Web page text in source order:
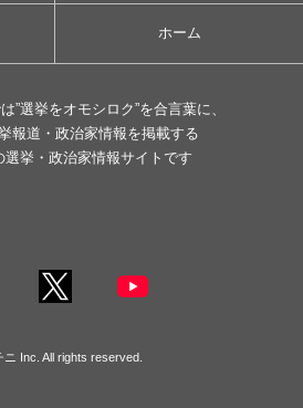
ホーム
”選挙をオモシロク”を合言葉に、
報道・政治家情報を掲載する
選挙・政治家情報サイトです
Inc. All rights reserved.